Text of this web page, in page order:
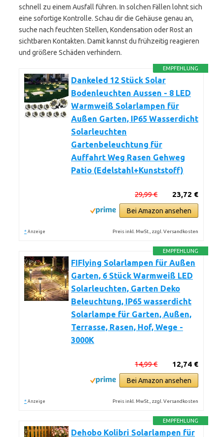
schnell zu einem Ausfall führen. In solchen Fällen lohnt sich
eine sofortige Kontrolle. Schau dir die Gehäuse genau an,
suche nach feuchten Stellen, Kondensation oder Rost an
sichtbaren Kontakten. Damit kannst du frühzeitig reagieren
und größere Schäden verhindern.
EMPFEHLUNG
Dankeled 12 Stück Solar
Bodenleuchten Aussen - 8 LED
Warmweiß Solarlampen für
Außen Garten, IP65 Wasserdicht
Solarleuchten
Gartenbeleuchtung für
Auffahrt Weg Rasen Gehweg
Patio (Edelstahl+Kunststoff)
23,72 €
29,99 €
Bei Amazon ansehen
* Anzeige Preis inkl. MwSt., zzgl. Versandkosten
EMPFEHLUNG
FIFlying Solarlampen für Außen
Garten, 6 Stück Warmweiß LED
Solarleuchten, Garten Deko
Beleuchtung, IP65 wasserdicht
Solarlampe für Garten, Außen,
Terrasse, Rasen, Hof, Wege -
3000K
12,74 €
14,99 €
Bei Amazon ansehen
* Anzeige Preis inkl. MwSt., zzgl. Versandkosten
EMPFEHLUNG
Dehobo Kolibri Solarlampen für